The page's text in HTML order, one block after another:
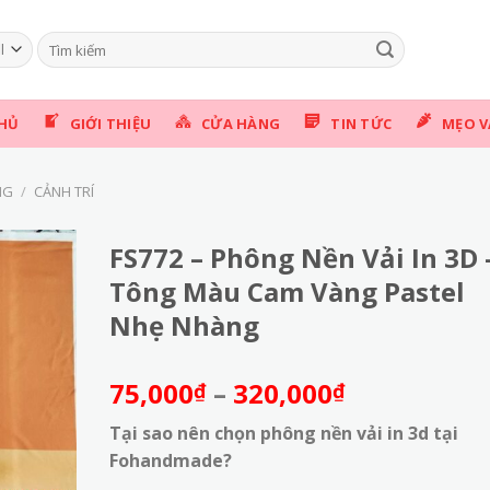
Tìm
kiếm:
GIỚI THIỆU CỬA HÀNG TIN TỨC MẸO
/ CẢNH TRÍ
FS772 – Phông Nền Vải In 3D
Tông Màu Cam Vàng Pastel
Nhẹ Nhàng
75,000₫ – 320,000₫Khoảng
giá:
từ
Tại sao nên chọn phông nền vải in 3d tại
Fohandmade?